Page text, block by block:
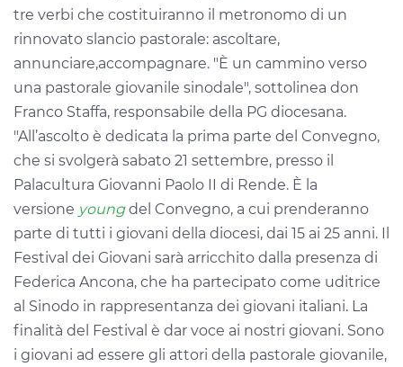
tre verbi che costituiranno il metronomo di un
rinnovato slancio pastorale: ascoltare,
annunciare,accompagnare. "È un cammino verso
una pastorale giovanile sinodale", sottolinea don
Franco Staffa, responsabile della PG diocesana.
"All’ascolto è dedicata la prima parte del Convegno,
che si svolgerà sabato 21 settembre, presso il
Palacultura Giovanni Paolo II di Rende. È la
versione youngdel Convegno, a cui prenderanno
parte di tutti i giovani della diocesi, dai 15 ai 25 anni. Il
Festival dei Giovani sarà arricchito dalla presenza di
Federica Ancona, che ha partecipato come uditrice
al Sinodo in rappresentanza dei giovani italiani. La
finalità del Festival è dar voce ai nostri giovani. Sono
i giovani ad essere gli attori della pastorale giovanile,